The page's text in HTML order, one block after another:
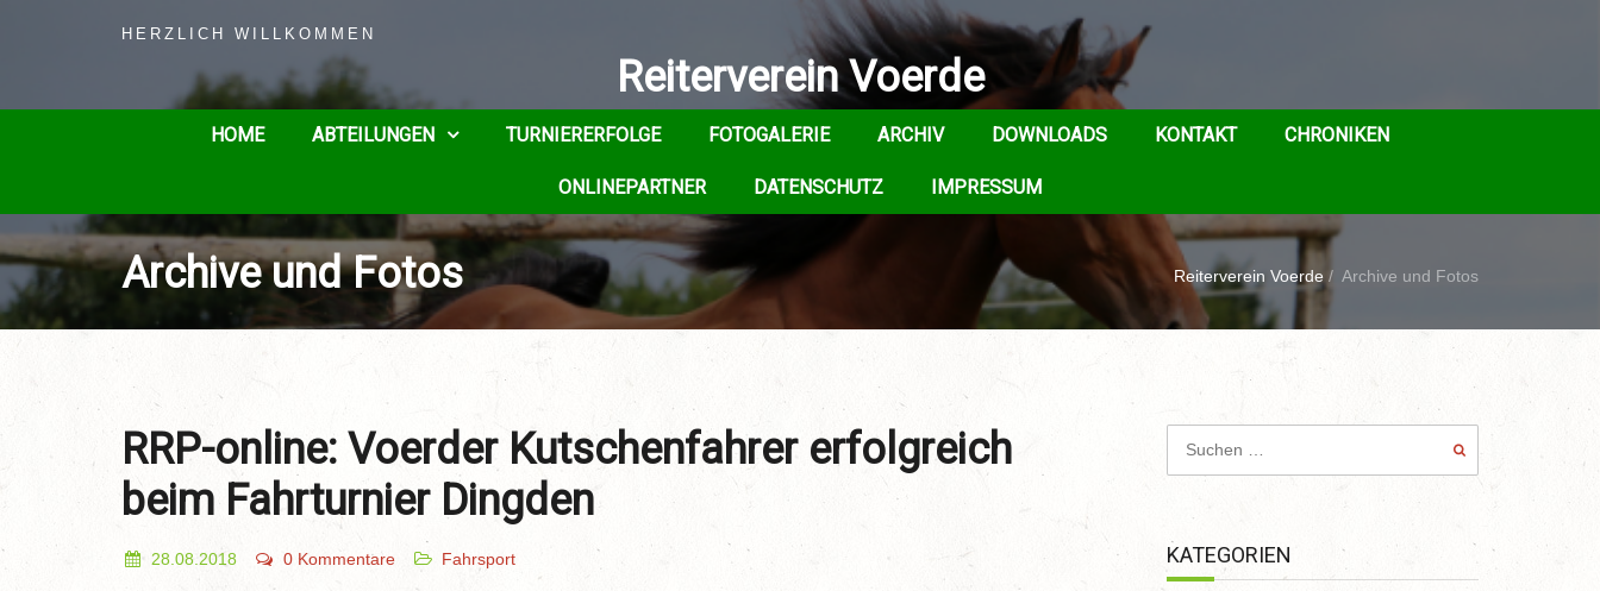
HERZLICH WILLKOMMEN
Reiterverein Voerde
HOME ABTEILUNGEN TURNIERERFOLGE FOTOGALERIE ARCHIV DOWNLOADS KONTAKT CHRONIKEN
ONLINEPARTNER DATENSCHUTZ IMPRESSUM
Archive und Fotos Reiterverein Voerde / Archive und Fotos
RRP-online: Voerder Kutschenfahrer erfolgreich
beim Fahrturnier Dingden
28.08.2018 0 Kommentare Fahrsport KATEGORIEN